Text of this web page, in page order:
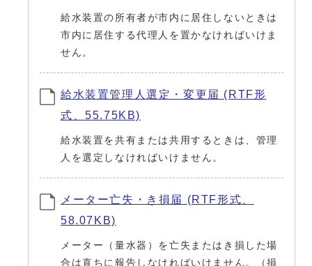
給水装置の所有者が市内に居住しないときは
市内に居住する代理人を置かなければいけま
せん。
給水装置管理人選定・変更届 (RTF形
式、55.75KB)
給水装置を共有または共用するときは、管理
人を選定しなければいけません。
メーター亡失・き損届 (RTF形式、
58.07KB)
メーター（量水器）を亡失またはき損した場
合は直ちに報告しなければいけません。（損